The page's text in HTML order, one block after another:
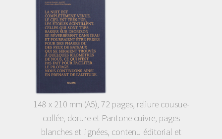
148 x 210 mm (A5), 72 pages, reliure cousue-
collée, dorure et Pantone cuivre, pages
blanches et lignées, contenu éditorial et